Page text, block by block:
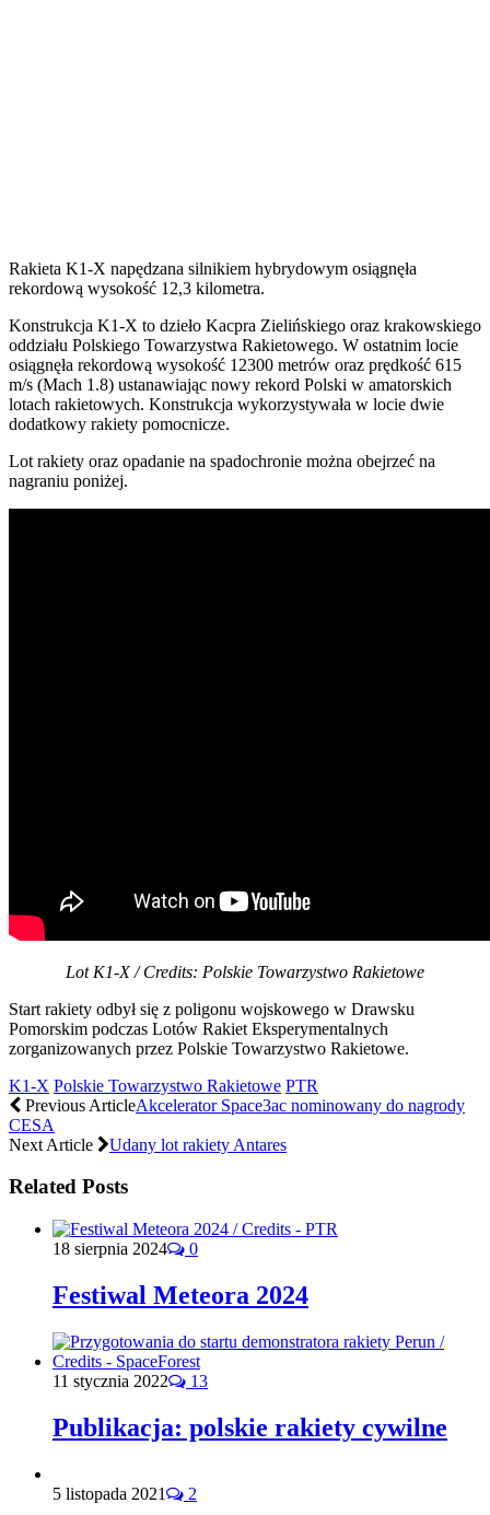
Rakieta K1-X napędzana silnikiem hybrydowym osiągnęła
rekordową wysokość 12,3 kilometra.
Konstrukcja K1-X to dzieło Kacpra Zielińskiego oraz krakowskiego
oddziału Polskiego Towarzystwa Rakietowego. W ostatnim locie
osiągnęła rekordową wysokość 12300 metrów oraz prędkość 615
m/s (Mach 1.8) ustanawiając nowy rekord Polski w amatorskich
lotach rakietowych. Konstrukcja wykorzystywała w locie dwie
dodatkowy rakiety pomocnicze.
Lot rakiety oraz opadanie na spadochronie można obejrzeć na
nagraniu poniżej.
Lot K1-X / Credits: Polskie Towarzystwo Rakietowe
Start rakiety odbył się z poligonu wojskowego w Drawsku
Pomorskim podczas Lotów Rakiet Eksperymentalnych
zorganizowanych przez Polskie Towarzystwo Rakietowe.
K1-X Polskie Towarzystwo Rakietowe PTR
Previous ArticleAkcelerator Space3ac nominowany do nagrody
CESA
Next Article
Udany lot rakiety Antares
Related Posts
18 sierpnia 2024 0
Festiwal Meteora 2024
11 stycznia 2022 13
Publikacja: polskie rakiety cywilne
5 listopada 2021 2